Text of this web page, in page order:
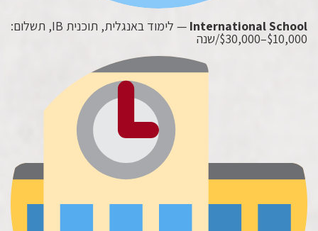
International School — לימוד באנגלית, תוכנית IB, תשלום:
$10,000–$30,000/שנה